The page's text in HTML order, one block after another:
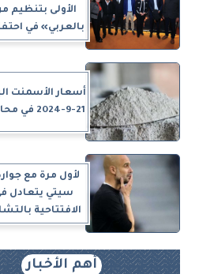
الأولى بتنظيم
بالعربي» في
أسعار الأسمنت
21-9-2024 في محافظة المنيا
لأول مرة مع
سيتي يتعادل
الافتتاحية
أهم الأخبار